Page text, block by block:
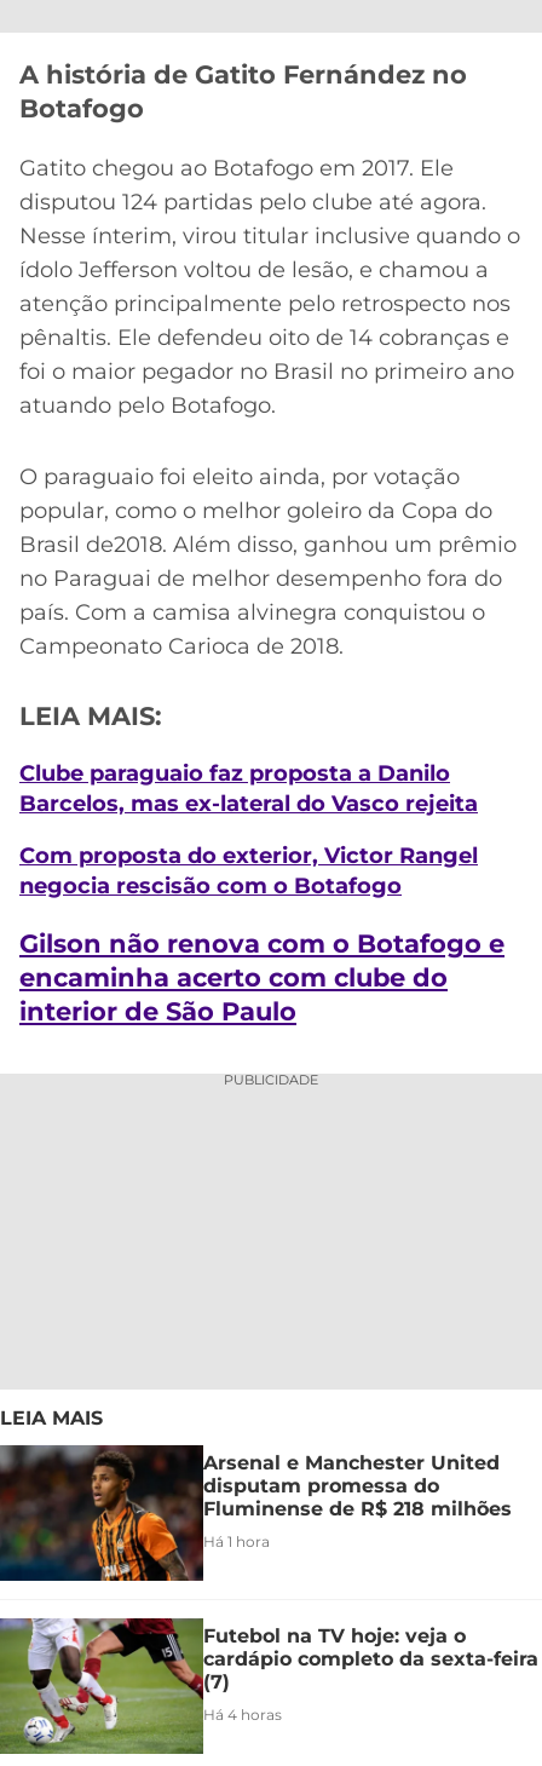
A história de Gatito Fernández no
Botafogo
Gatito chegou ao Botafogo em 2017. Ele
disputou 124 partidas pelo clube até agora.
Nesse ínterim, virou titular inclusive quando o
ídolo Jefferson voltou de lesão, e chamou a
atenção principalmente pelo retrospecto nos
pênaltis. Ele defendeu oito de 14 cobranças e
foi o maior pegador no Brasil no primeiro ano
atuando pelo Botafogo.
O paraguaio foi eleito ainda, por votação
popular, como o melhor goleiro da Copa do
Brasil de2018. Além disso, ganhou um prêmio
no Paraguai de melhor desempenho fora do
país. Com a camisa alvinegra conquistou o
Campeonato Carioca de 2018.
LEIA MAIS:
Clube paraguaio faz proposta a Danilo
Barcelos, mas ex-lateral do Vasco rejeita
Com proposta do exterior, Victor Rangel
negocia rescisão com o Botafogo
Gilson não renova com o Botafogo e
encaminha acerto com clube do
interior de São Paulo
PUBLICIDADE
LEIA MAIS
Arsenal e Manchester United
disputam promessa do
Fluminense de R$ 218 milhões
Há 1 hora
Futebol na TV hoje: veja o
cardápio completo da sexta-feira
(7)
Há 4 horas